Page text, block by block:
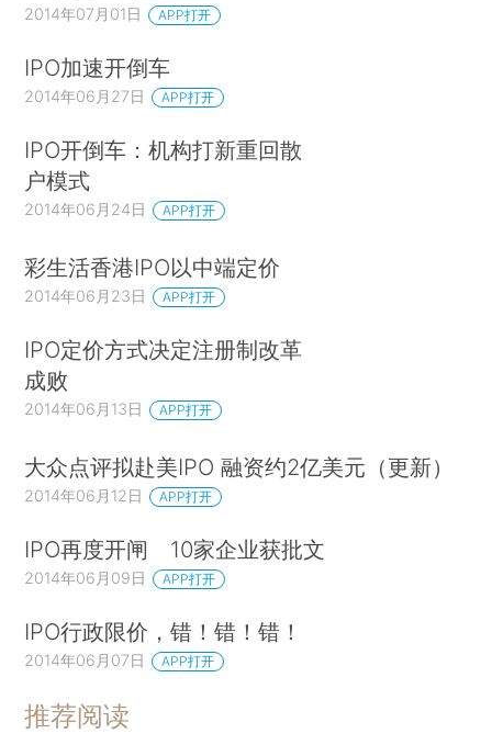
2014年07月01日 APP打开
IPO加速开倒车
2014年06月27日 APP打开
IPO开倒车：机构打新重回散
户模式
2014年06月24日 APP打开
彩生活香港IPO以中端定价
2014年06月23日 APP打开
IPO定价方式决定注册制改革
成败
2014年06月13日 APP打开
大众点评拟赴美IPO 融资约2亿美元（更新）
2014年06月12日 APP打开
IPO再度开闸 10家企业获批文
2014年06月09日 APP打开
IPO行政限价，错！错！错！
2014年06月07日 APP打开
推荐阅读